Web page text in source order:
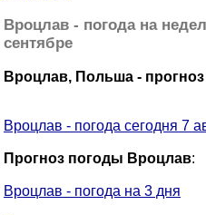
Вроцлав - погода на
сентябре
Вроцлав, Польша -
Вроцлав - погода сегодня 7
Прогноз погоды Вроцлав:
Вроцлав - погода на 3 дня